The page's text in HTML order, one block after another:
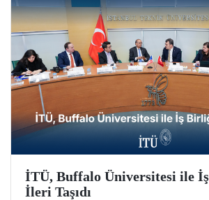
İTÜ, Buffalo Üniversitesi ile
İleri Taşıdı